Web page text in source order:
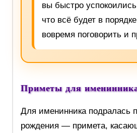
вы быстро
что всё будет в
вовремя поговорить и
Приметы для
Для именинника подралась
рождения — примета,